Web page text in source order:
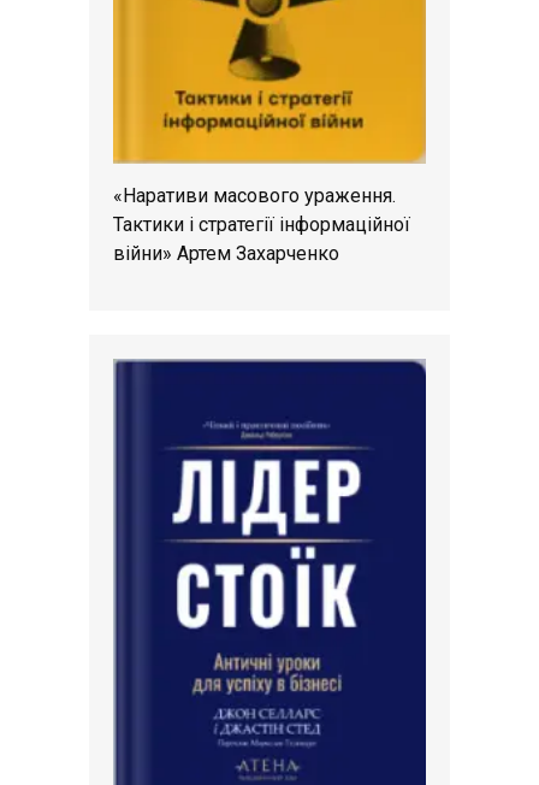
«Наративи масового ураження.
Тактики і стратегії інформаційної
війни» Артем Захарченко